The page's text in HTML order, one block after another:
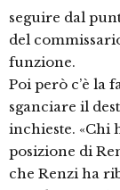
seguire dal
del
funzione.
Poi però c’è la
sganciare il
inchieste. «Chi
posizione di
che Renzi ha